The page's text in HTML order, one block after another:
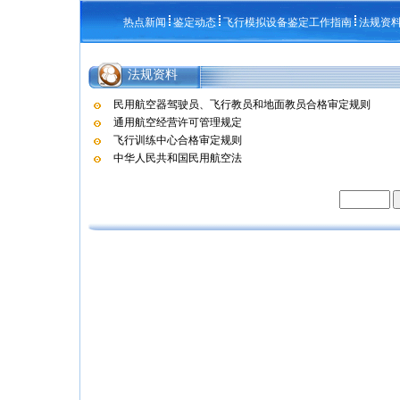
热点新闻 鉴定动态 飞行模拟设备鉴定工作指南 法规资
法规资料
民用航空器驾驶员、飞行教员和地面教员合格审定规则
通用航空经营许可管理规定
飞行训练中心合格审定规则
中华人民共和国民用航空法